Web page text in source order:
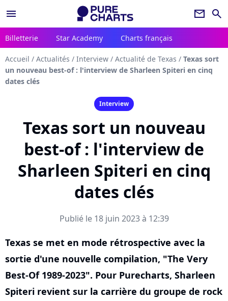
menu newsletter search
Billetterie Star Academy Charts français
Accueil / Actualités / Interview / Actualité de Texas / Texas sort
un nouveau best-of : l'interview de Sharleen Spiteri en cinq
dates clés
Interview
Texas sort un nouveau
best-of : l'interview de
Sharleen Spiteri en cinq
dates clés
Publié le 18 juin 2023 à 12:39
Texas se met en mode rétrospective avec la
sortie d'une nouvelle compilation, "The Very
Best-Of 1989-2023". Pour Purecharts, Sharleen
Spiteri revient sur la carrière du groupe de rock